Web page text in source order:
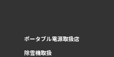
ポータブル電源取扱店
除雪機取扱